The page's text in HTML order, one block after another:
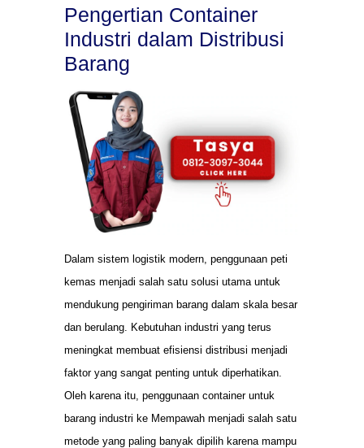
Pengertian Container
Industri dalam Distribusi
Barang
Dalam sistem logistik modern, penggunaan peti
kemas menjadi salah satu solusi utama untuk
mendukung pengiriman barang dalam skala besar
dan berulang. Kebutuhan industri yang terus
meningkat membuat efisiensi distribusi menjadi
faktor yang sangat penting untuk diperhatikan.
Oleh karena itu, penggunaan container untuk
barang industri ke Mempawah menjadi salah satu
metode yang paling banyak dipilih karena mampu